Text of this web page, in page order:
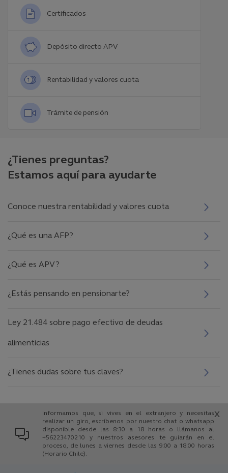
Certificados
Depósito directo APV
Rentabilidad y valores cuota
Trámite de pensión
¿Tienes preguntas?
Estamos aquí para ayudarte
Conoce nuestra rentabilidad y valores cuota
¿Qué es una AFP?
¿Qué es APV?
¿Estás pensando en pensionarte?
Ley 21.484 sobre pago efectivo de deudas
alimenticias
¿Tienes dudas sobre tus claves?
Informamos que, si vives en el extranjero y necesitas
realizar un giro, escríbenos por nuestro chat o whatsapp
disponible desde las 8:30 a 18 horas o llámanos al
+56223470210 y nuestros asesores te guiarán en el
proceso, de lunes a viernes desde las 9:00 a 18:00 horas
(Horario Chile).
X